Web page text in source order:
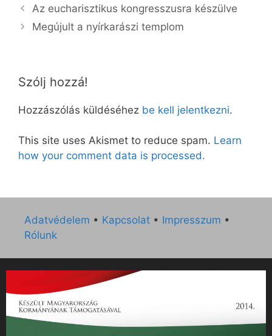
Az eucharisztikus kongresszusra készülve
Megújult a nyírkarászi templom
Szólj hozzá!
Hozzászólás küldéséhez be kell jelentkezni.
This site uses Akismet to reduce spam. Learn
how your comment data is processed.
Adatvédelem • Kapcsolat • Impresszum •
Rólunk